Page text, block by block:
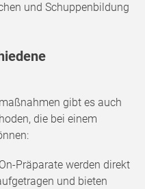
und Schuppenbildung
gibt es auch
die bei einem
Präparate werden direkt
und bieten